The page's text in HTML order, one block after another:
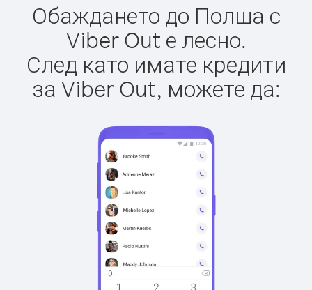
Обаждането до Полша с
Viber Out е лесно.
След като имате кредити
за Viber Out, можете да: